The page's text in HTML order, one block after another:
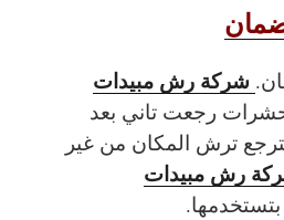
شركة رش مبيدات
رجعت تاني بعد
ترش المكان من غير
رش مبيدات